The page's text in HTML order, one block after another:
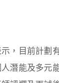
，目前計劃
潛能及多元